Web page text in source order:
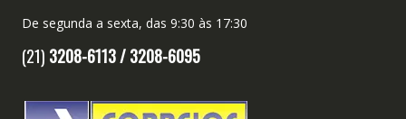
De segunda a sexta, das 9:30 às 17:30
(21) 3208-6113 /3208-6095